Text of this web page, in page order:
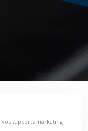
supports marketing